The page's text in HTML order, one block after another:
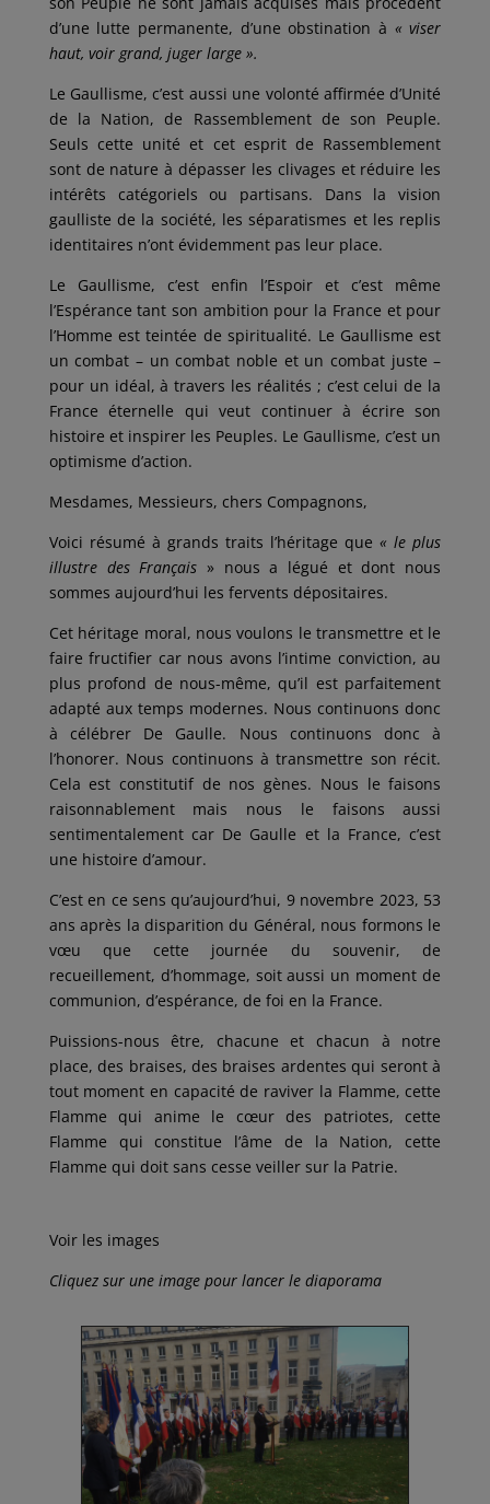
d’une lutte permanente, d’une obstination à « viser
haut, voir grand, juger large ».
Le Gaullisme, c’est aussi une volonté affirmée d’Unité
de la Nation, de Rassemblement de son Peuple.
Seuls cette unité et cet esprit de Rassemblement
sont de nature à dépasser les clivages et réduire les
intérêts catégoriels ou partisans. Dans la vision
gaulliste de la société, les séparatismes et les replis
identitaires n’ont évidemment pas leur place.
Le Gaullisme, c’est enfin l’Espoir et c’est même
l’Espérance tant son ambition pour la France et pour
l’Homme est teintée de spiritualité. Le Gaullisme est
un combat – un combat noble et un combat juste –
pour un idéal, à travers les réalités ; c’est celui de la
France éternelle qui veut continuer à écrire son
histoire et inspirer les Peuples. Le Gaullisme, c’est un
optimisme d’action.
Mesdames, Messieurs, chers Compagnons,
Voici résumé à grands traits l’héritage que« le plus
illustre des Français » nous a légué et dont nous
sommes aujourd’hui les fervents dépositaires.
Cet héritage moral, nous voulons le transmettre et le
faire fructifier car nous avons l’intime conviction, au
plus profond de nous-même, qu’il est parfaitement
adapté aux temps modernes. Nous continuons donc
à célébrer De Gaulle. Nous continuons donc à
l’honorer. Nous continuons à transmettre son récit.
Cela est constitutif de nos gènes. Nous le faisons
raisonnablement mais nous le faisons aussi
sentimentalement car De Gaulle et la France, c’est
une histoire d’amour.
C’est en ce sens qu’aujourd’hui, 9 novembre 2023, 53
ans après la disparition du Général, nous formons le
vœu que cette journée du souvenir, de
recueillement, d’hommage, soit aussi un moment de
communion, d’espérance, de foi en la France.
Puissions-nous être, chacune et chacun à notre
place, des braises, des braises ardentes qui seront à
tout moment en capacité de raviver la Flamme, cette
Flamme qui anime le cœur des patriotes, cette
Flamme qui constitue l’âme de la Nation, cette
Flamme qui doit sans cesse veiller sur la Patrie.
Voir les images
Cliquez sur une image pour lancer le diaporama